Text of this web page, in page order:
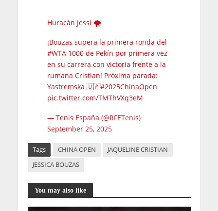
Huracán Jessi 🌪️
¡Bouzas supera la primera ronda del
#WTA1000 de Pekín por primera vez
en su carrera con victoria frente a la
rumana Cristian! Próxima parada:
Yastremska 🇺🇦#2025ChinaOpen
pic.twitter.com/TMThVXq3eM
— Tenis España (@RFETenis)
September 25, 2025
Tags CHINA OPEN
JAQUELINE CRISTIAN
JESSICA BOUZAS
You may also like